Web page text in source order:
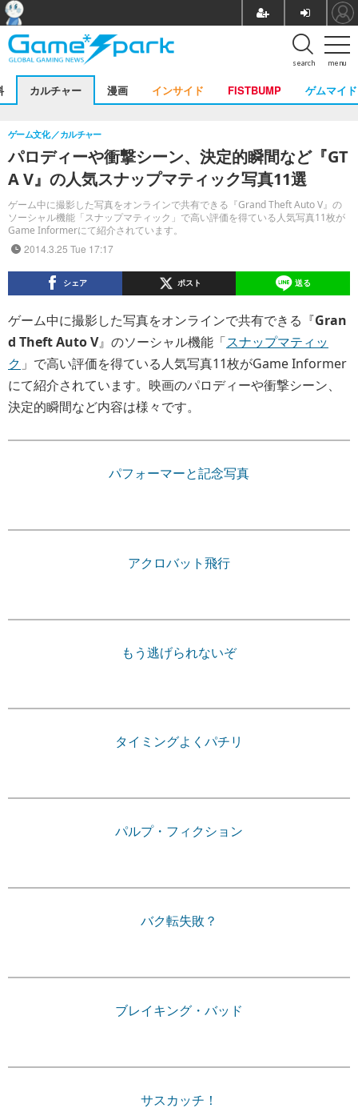
menu
search
カルチャー 漫画 インサイド FISTBUMP ゲムマイド
パロディーや衝撃シーン、決定的瞬間など『GT
A V』の人気スナップマティック写真11選
ゲーム中に撮影した写真をオンラインで共有できる『Grand Theft Auto V』の
ソーシャル機能「スナップマティック」で高い評価を得ている人気写真11枚が
Game Informerにて紹介されています。
ゲーム文化 カルチャー
2014.3.25 Tue 17:17
シェア ポスト 送る
ゲーム中に撮影した写真をオンラインで共有できる『Gran
d Theft Auto V』のソーシャル機能「スナップマティッ
ク 」で高い評価を得ている人気写真11枚がGame Informer
にて紹介されています。映画のパロディーや衝撃シーン、
決定的瞬間など内容は様々です。
パフォーマーと記念写真
アクロバット飛行
もう逃げられないぞ
タイミングよくパチリ
パルプ・フィクション
バク転失敗？
ブレイキング・バッド
サスカッチ！